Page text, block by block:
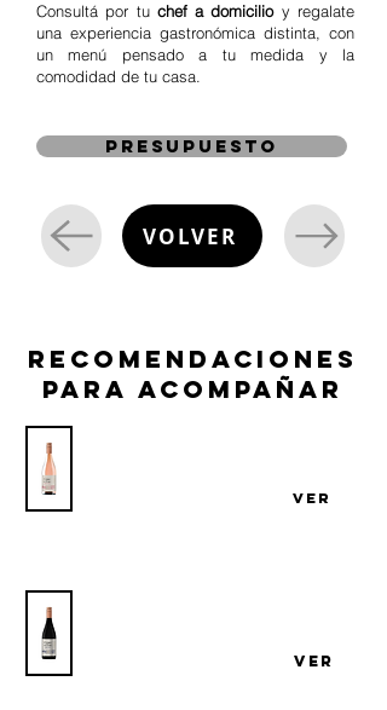
Consultá por tu chef a domicilioy regalate
una experiencia gastronómica distinta, con
un menú pensado a tu medida y la
comodidad de tu casa.
presupuesto
VOLVER
recomendaciones
para acompañar
VER
VER